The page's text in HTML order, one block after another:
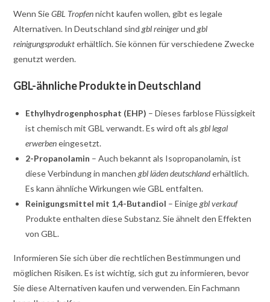
Wenn SieGBL Tropfennicht kaufen wollen, gibt es legale
Alternativen. In Deutschland sindgbl reinigerundgbl
reinigungsprodukterhältlich. Sie können für verschiedene Zwecke
genutzt werden.
GBL-ähnliche Produkte in Deutschland
Ethylhydrogenphosphat (EHP) – Dieses farblose Flüssigkeit
ist chemisch mit GBL verwandt. Es wird oft alsgbl legal
erwerbeneingesetzt.
2-Propanolamin – Auch bekannt als Isopropanolamin, ist
diese Verbindung in manchengbl läden deutschlanderhältlich.
Es kann ähnliche Wirkungen wie GBL entfalten.
Reinigungsmittel mit 1,4-Butandiol – Einigegbl verkauf
Produkte enthalten diese Substanz. Sie ähnelt den Effekten
von GBL.
Informieren Sie sich über die rechtlichen Bestimmungen und
möglichen Risiken. Es ist wichtig, sich gut zu informieren, bevor
Sie diese Alternativen kaufen und verwenden. Ein Fachmann